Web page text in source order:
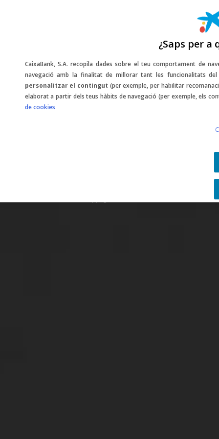
¿Saps per a
CaixaBank, S.A. recopila dades sobre el teu comportament de
navegació amb la finalitat de millorar tant les funcionalitats
personalitzar el contingut (per exemple, per habilitar
elaborat a partir dels teus hàbits de navegació (per exemple, els
de cookies
1 2 NEXT